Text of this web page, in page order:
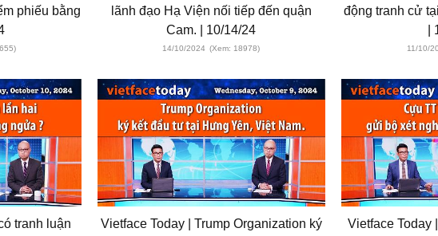
phiếu bằng
lãnh đạo Hạ Viện nối tiếp đến quận
Cam. | 10/14/24
14/10/2024 (Xem: 18978)
động tranh cử
11/10/
tranh luận
Vietface Today | Trump Organization ký
Vietface Today